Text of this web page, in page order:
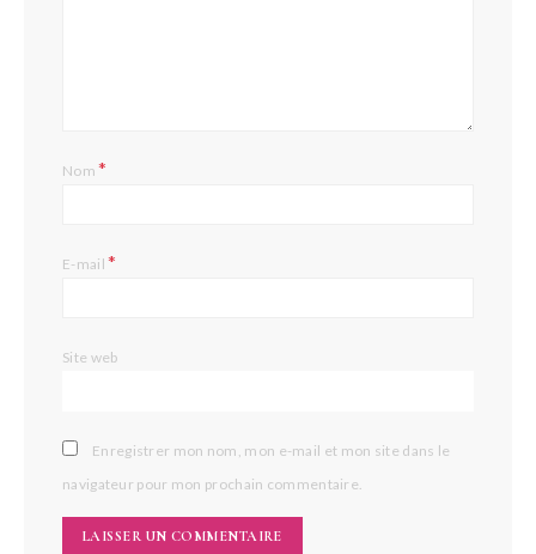
Nom*
E-mail*
Site web
Enregistrer mon nom, mon e-mail et mon site dans le
navigateur pour mon prochain commentaire.